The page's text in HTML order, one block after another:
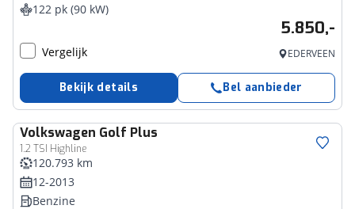
122 pk (90 kW)
5.850,-
Vergelijk EDERVEEN
Bekijk details Bel aanbieder
Volkswagen Golf Plus
1.2 TSI Highline
120.793 km
12-2013
Benzine